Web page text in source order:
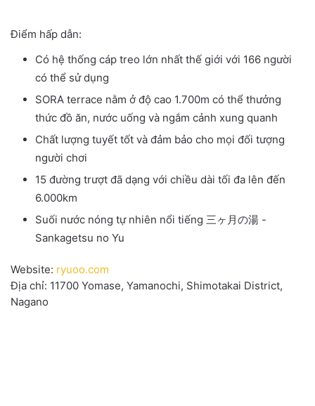
Điểm hấp dẫn:
Có hệ thống cáp treo lớn nhất thế giới với 166 người
có thể sử dụng
SORA terrace nằm ở độ cao 1.700m có thể thưởng
thức đồ ăn, nước uống và ngắm cảnh xung quanh
Chất lượng tuyết tốt và đảm bảo cho mọi đối tượng
người chơi
15 đường trượt đã dạng với chiều dài tối đa lên đến
6.000km
Suối nước nóng tự nhiên nổi tiếng 三ヶ月の湯 -
Sankagetsu no Yu
Website: ryuoo.com
Địa chỉ: 11700 Yomase, Yamanochi, Shimotakai District,
Nagano